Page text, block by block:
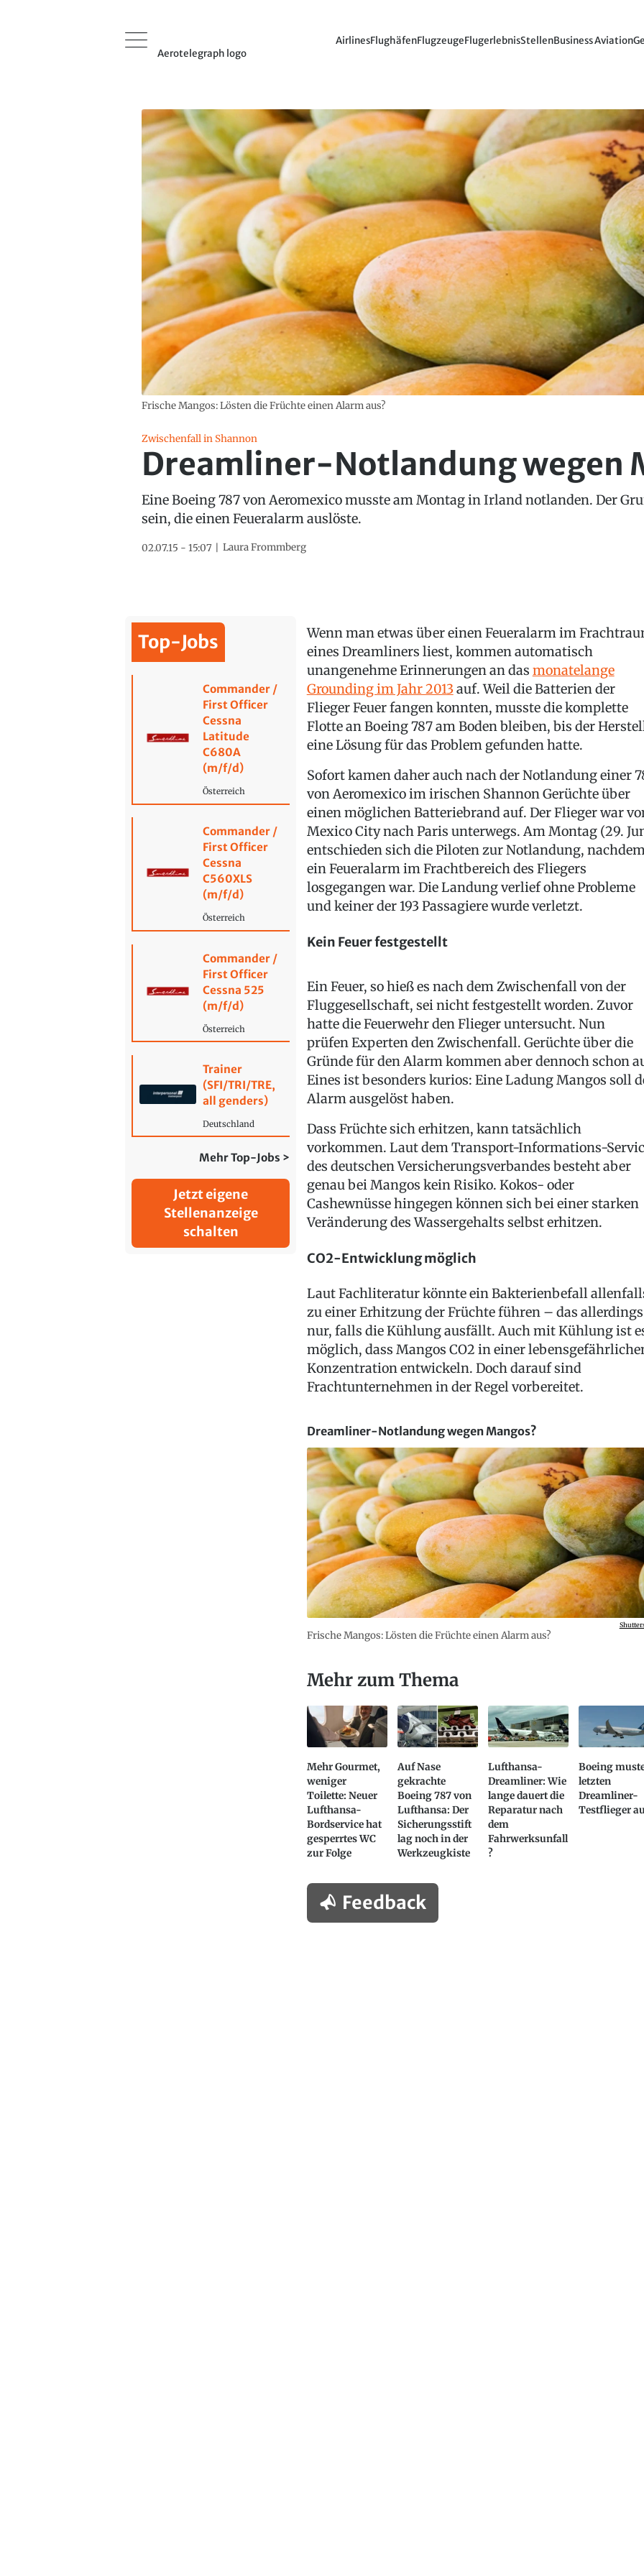
Aerotelegraph logo
AirlinesFlughäfenFlugzeugeFlugerlebnisStellenBusiness Aviation
Frische Mangos: Lösten die Früchte einen Alarm aus?
Zwischenfall in Shannon
Dreamliner-Notlandung wegen
Eine Boeing 787 von Aeromexico musste am Montag in Irland notlanden. Der
sein, die einen Feueralarm auslöste.
02.07.15 - 15:07 Laura Frommberg
Top-Jobs
Commander /
First Officer
Cessna
Latitude
C680A
(m/f/d)
Österreich
Commander /
First Officer
Cessna
C560XLS
(m/f/d)
Österreich
Commander /
First Officer
Cessna 525
(m/f/d)
Österreich
Trainer
(SFI/TRI/TRE,
all genders)
Deutschland
Mehr Top-Jobs >
Jetzt eigene
Stellenanzeige
schalten
Wenn man etwas über einen Feueralarm im
eines Dreamliners liest, kommen automatisch
unangenehme Erinnerungen an das monatelange
Grounding im Jahr 2013auf. Weil die Batterien der
Flieger Feuer fangen konnten, musste die komplette
Flotte an Boeing 787 am Boden bleiben, bis der
eine Lösung für das Problem gefunden hatte.
Sofort kamen daher auch nach der Notlandung einer
von Aeromexico im irischen Shannon Gerüchte über
einen möglichen Batteriebrand auf. Der Flieger war
Mexico City nach Paris unterwegs. Am Montag (29.
entschieden sich die Piloten zur Notlandung,
ein Feueralarm im Frachtbereich des Fliegers
losgegangen war. Die Landung verlief ohne Probleme
und keiner der 193 Passagiere wurde verletzt.
Kein Feuer festgestellt
Ein Feuer, so hieß es nach dem Zwischenfall von der
Fluggesellschaft, sei nicht festgestellt worden. Zuvor
hatte die Feuerwehr den Flieger untersucht. Nun
prüfen Experten den Zwischenfall. Gerüchte über die
Gründe für den Alarm kommen aber dennoch schon
Eines ist besonders kurios: Eine Ladung Mangos soll
Alarm ausgelöst haben.
Dass Früchte sich erhitzen, kann tatsächlich
vorkommen. Laut dem Transport-Informations-
des deutschen Versicherungsverbandes besteht aber
genau bei Mangos kein Risiko. Kokos- oder
Cashewnüsse hingegen können sich bei einer starken
Veränderung des Wassergehalts selbst erhitzen.
CO2-Entwicklung möglich
Laut Fachliteratur könnte ein Bakterienbefall
zu einer Erhitzung der Früchte führen – das allerdings
nur, falls die Kühlung ausfällt. Auch mit Kühlung ist
möglich, dass Mangos CO2 in einer
Konzentration entwickeln. Doch darauf sind
Frachtunternehmen in der Regel vorbereitet.
Dreamliner-Notlandung wegen Mangos?
Frische Mangos: Lösten die Früchte einen Alarm aus?
Mehr zum Thema
Mehr Gourmet,
weniger
Toilette: Neuer
Lufthansa-
Bordservice hat
gesperrtes WC
zur Folge
Auf Nase
gekrachte
Boeing 787 von
Lufthansa: Der
Sicherungsstift
lag noch in der
Werkzeugkiste
Lufthansa-
Dreamliner: Wie
lange dauert die
Reparatur nach
dem
Fahrwerksunfall
?
Boeing
letzten
Dreamliner-
Testflieger
Feedback